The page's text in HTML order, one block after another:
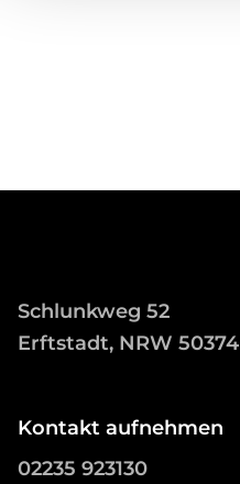
Schlunkweg 52
Erftstadt, NRW 50374
Kontakt aufnehmen
02235 923130